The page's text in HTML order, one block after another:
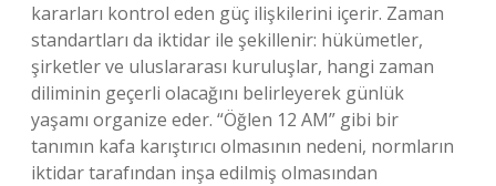
kararları kontrol eden güç ilişkilerini içerir. Zaman
standartları da iktidar ile şekillenir: hükümetler,
şirketler ve uluslararası kuruluşlar, hangi zaman
diliminin geçerli olacağını belirleyerek günlük
yaşamı organize eder. “Öğlen 12 AM” gibi bir
tanımın kafa karıştırıcı olmasının nedeni, normların
iktidar tarafından inşa edilmiş olmasından